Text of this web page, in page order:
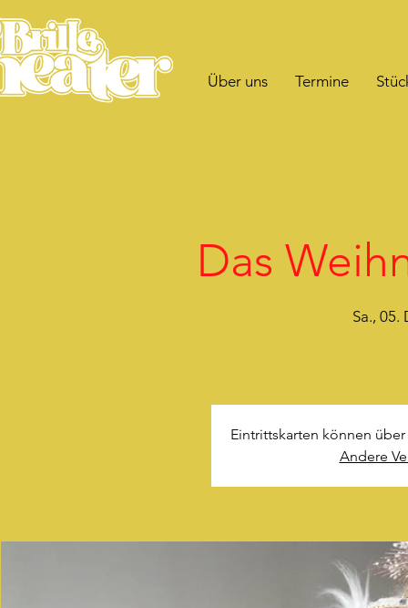
Über uns Termine
Das
Sa., 05.
Eintrittskarten können
Andere